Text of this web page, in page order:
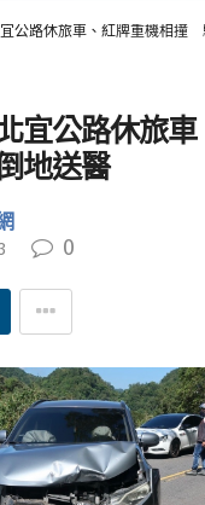
公路休旅車、紅牌重機相撞
宜公路休旅
地送醫
0